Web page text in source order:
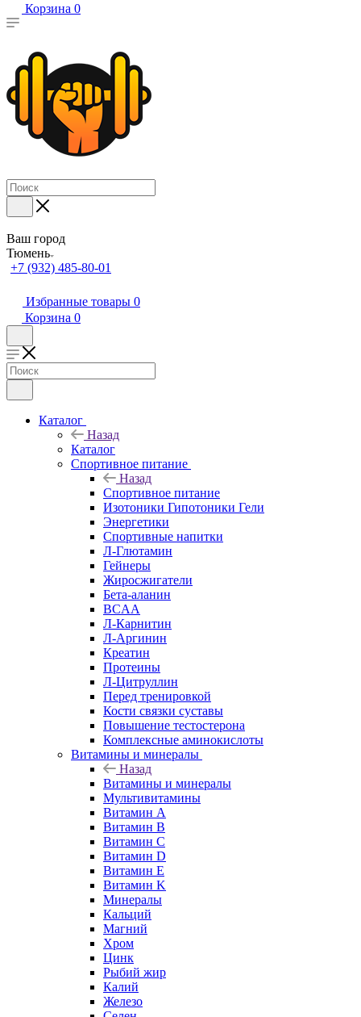
Корзина 0
Ваш город
Тюмень
+7 (932) 485-80-01
Избранные товары 0
Корзина 0
Каталог
Назад
Каталог
Спортивное питание
Назад
Спортивное питание
Изотоники Гипотоники Гели
Энергетики
Спортивные напитки
Л-Глютамин
Гейнеры
Жиросжигатели
Бета-аланин
BCAA
Л-Карнитин
Л-Аргинин
Креатин
Протеины
Л-Цитруллин
Перед тренировкой
Кости связки суставы
Повышение тестостерона
Комплексные аминокислоты
Витамины и минералы
Назад
Витамины и минералы
Мультивитамины
Витамин A
Витамин B
Витамин C
Витамин D
Витамин E
Витамин K
Минералы
Кальций
Магний
Хром
Цинк
Рыбий жир
Калий
Железо